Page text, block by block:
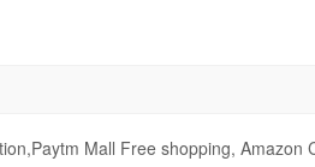
Mall Free shopping, Amazon